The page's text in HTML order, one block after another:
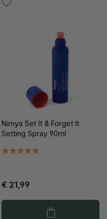
Nimya Set It & Forget It
Setting Spray 90ml
€ 21,99